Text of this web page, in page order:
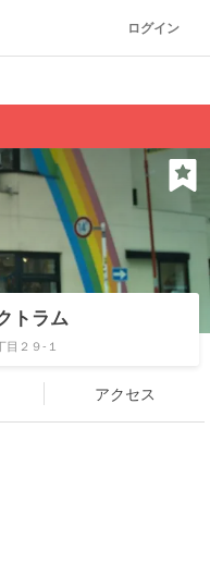
ログイン
トラム
２９-１
アクセス